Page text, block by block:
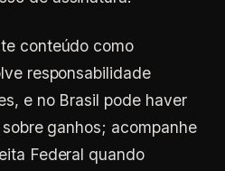
conteúdo como
responsabilidade
e no Brasil pode haver
ganhos; acompanhe
Federal quando